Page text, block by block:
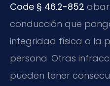
Code § 46.2-852
conducción que
integridad física o la
persona. Otras
pueden tener